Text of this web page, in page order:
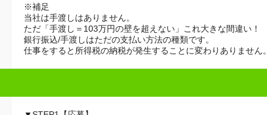
※補足
当社は手渡しはありません。
ただ「手渡し＝103万円の壁を超えない」これ大きな間違い！
銀行振込/手渡しはただの支払い方法の種類です。
仕事をすると所得税の納税が発生することに変わりありません。